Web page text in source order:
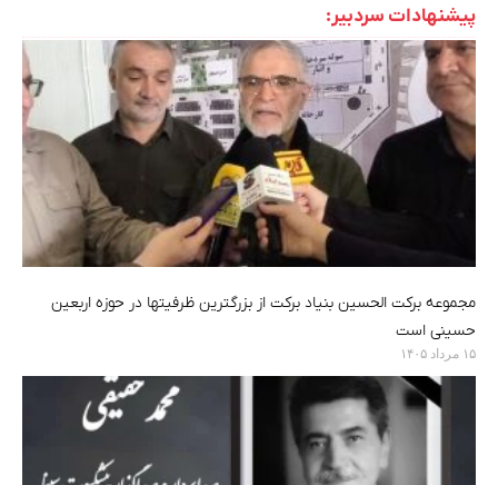
پیشنهادات سردبیر:
مجموعه برکت الحسین بنیاد برکت از بزرگترین ظرفیتها در حوزه اربعین
حسینی است
۱۵ مرداد ۱۴۰۵